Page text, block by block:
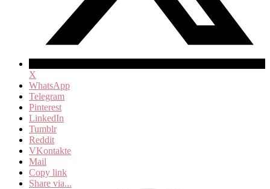
X
WhatsApp
Telegram
Pinterest
LinkedIn
Tumblr
Reddit
VKontakte
Mail
Copy link
Share via...